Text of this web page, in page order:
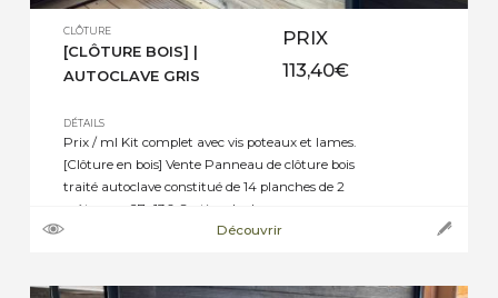
CLÔTURE
[CLÔTURE BOIS] |
AUTOCLAVE GRIS
PRIX
113,40€
DÉTAILS
Prix / ml Kit complet avec vis poteaux et lames.
[Clôture en bois] Vente Panneau de clôture bois
traité autoclave constitué de 14 planches de 2
mètres en 27×130 Section des lames :
27x130mm longueur des lames : 2m Traitement
Découvrir